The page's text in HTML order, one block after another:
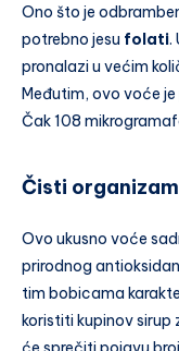
Ono što je
potrebno jesu folati.
pronalazi u većim
Međutim, ovo voće
Čak 108
Čisti
Ovo ukusno voće
prirodnog
tim bobicama
koristiti kupinov